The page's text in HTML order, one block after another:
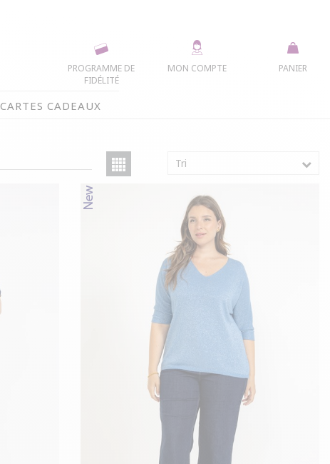
PANIER
MON COMPTE
PROGRAMME DE
FIDÉLITÉ
CARTES CADEAUX
Tri